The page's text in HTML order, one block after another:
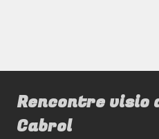
Rencontre visio
Cabrol